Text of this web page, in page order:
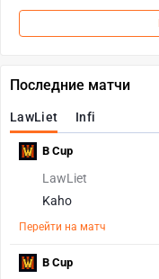
Последние матчи
LawLiet Infi
LawLiet
Kaho
Перейти на матч
B Cup
B Cup